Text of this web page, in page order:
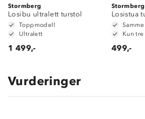
Stormberg
Losibu ultralett turstol
Toppmodell
Ultralett
1 499,-
Stormberg
Losistua
499,-
Vurderinger